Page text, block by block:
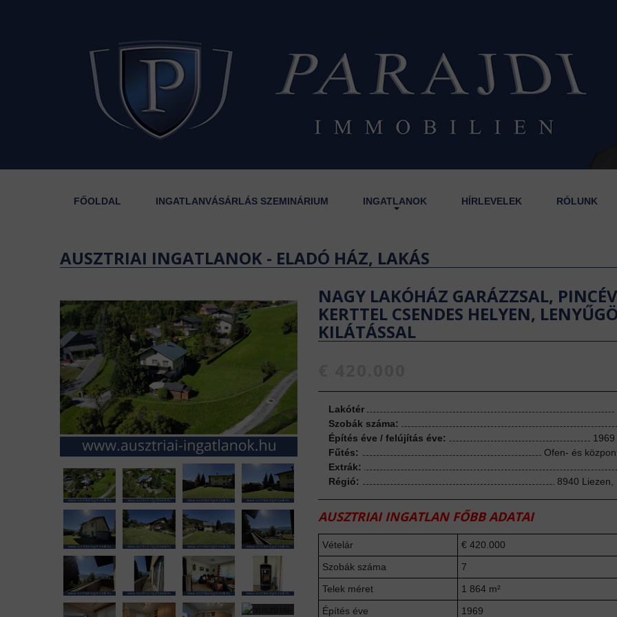
FŐOLDAL INGATLANVÁSÁRLÁS SZEMINÁRIUM INGATLANOK HÍRLEVELEK RÓLUNK
AUSZTRIAI INGATLANOK - ELADÓ HÁZ, LAKÁS
NAGY LAKÓHÁZ GARÁZZSAL,
KERTTEL CSENDES HELYEN,
KILÁTÁSSAL
Lakótér
Szobák száma:
Építés éve / felújítás éve:
Fűtés:
Ofen- és
Extrák:
Régió:
8940 Liezen,
AUSZTRIAI INGATLAN FŐBB ADATAI
Vételár
€ 420.000
Szobák száma
7
Telek méret
1 864 m²
Építés éve
1969